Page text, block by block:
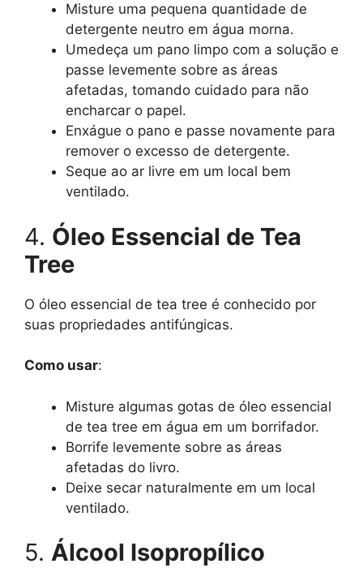
Misture uma pequena quantidade de
detergente neutro em água morna.
Umedeça um pano limpo com a solução e
passe levemente sobre as áreas
afetadas, tomando cuidado para não
encharcar o papel.
Enxágue o pano e passe novamente para
remover o excesso de detergente.
Seque ao ar livre em um local bem
ventilado.
4. Óleo Essencial de Tea
Tree
O óleo essencial de tea tree é conhecido por
suas propriedades antifúngicas.
Como usar:
Misture algumas gotas de óleo essencial
de tea tree em água em um borrifador.
Borrife levemente sobre as áreas
afetadas do livro.
Deixe secar naturalmente em um local
ventilado.
5. Álcool Isopropílico